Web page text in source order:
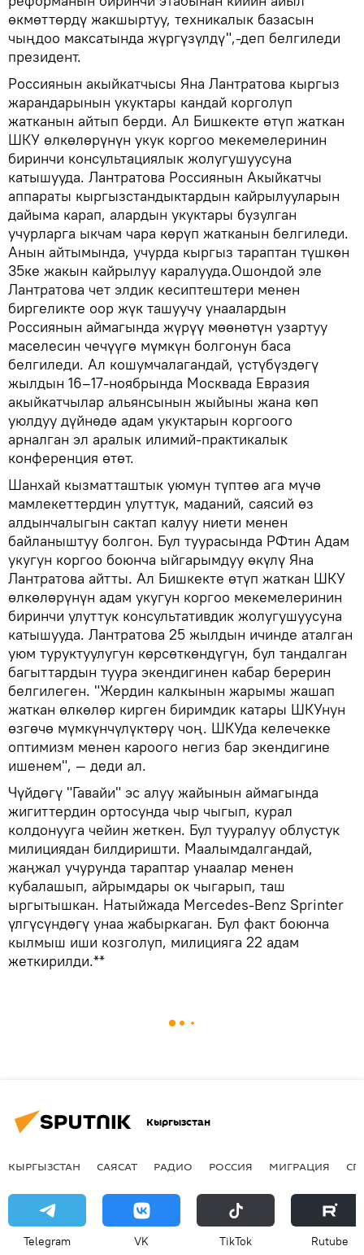
өкмөттөрдү жакшыртуу, техникалык базасын
чыңдоо максатында жүргүзүлдү",-деп белгиледи
президент.
Россиянын акыйкатчысы Яна Лантратова кыргыз
жарандарынын укуктары кандай корголуп
жатканын айтып берди. Ал Бишкекте өтүп жаткан
ШКУ өлкөлөрүнүн укук коргоо мекемелеринин
биринчи консультациялык жолугушуусуна
катышууда. Лантратова Россиянын Акыйкатчы
аппараты кыргызстандыктардын кайрылууларын
дайыма карап, алардын укуктары бузулган
учурларга ыкчам чара көрүп жатканын белгиледи.
Анын айтымында, учурда кыргыз тараптан түшкөн
35ке жакын кайрылуу каралууда.Ошондой эле
Лантратова чет элдик кесиптештери менен
биргеликте оор жүк ташуучу унаалардын
Россиянын аймагында жүрүү мөөнөтүн узартуу
маселесин чечүүгө мүмкүн болгонун баса
белгиледи. Ал кошумчалагандай, үстүбүздөгү
жылдын 16–17-ноябрында Москвада Евразия
акыйкатчылар альянсынын жыйыны жана көп
уюлдуу дүйнөдө адам укуктарын коргоого
арналган эл аралык илимий-практикалык
конференция өтөт.
Шанхай кызматташтык уюмун түптөө ага мүчө
мамлекеттердин улуттук, маданий, саясий өз
алдынчалыгын сактап калуу ниети менен
байланыштуу болгон. Бул туурасында РФтин Адам
укугун коргоо боюнча ыйгарымдуу өкүлү Яна
Лантратова айтты. Ал Бишкекте өтүп жаткан ШКУ
өлкөлөрүнүн адам укугун коргоо мекемелеринин
биринчи улуттук консультативдик жолугушуусуна
катышууда. Лантратова 25 жылдын ичинде аталган
уюм туруктуулугун көрсөткөндүгүн, бул тандалган
багыттардын туура экендигинен кабар берерин
белгилеген. "Жердин калкынын жарымы жашап
жаткан өлкөлөр кирген биримдик катары ШКУнун
өзгөчө мүмкүнчүлүктөрү чоң. ШКУда келечекке
оптимизм менен кароого негиз бар экендигине
ишенем", — деди ал.
Чүйдөгү "Гавайи" эс алуу жайынын аймагында
жигиттердин ортосунда чыр чыгып, курал
колдонууга чейин жеткен. Бул тууралуу облустук
милициядан билдиришти. Маалымдалгандай,
жаңжал учурунда тараптар унаалар менен
кубалашып, айрымдары ок чыгарып, таш
ыргытышкан. Натыйжада Mercedes-Benz Sprinter
үлгүсүндөгү унаа жабыркаган. Бул факт боюнча
кылмыш иши козголуп, милицияга 22 адам
жеткирилди.**
Кыргызстан
КЫРГЫЗСТАН САЯСАТ РАДИО РОССИЯ МИГРАЦИЯ
Telegram VK ТikТоk Rutube